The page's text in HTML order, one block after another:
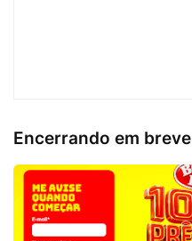
Encerrando em breve